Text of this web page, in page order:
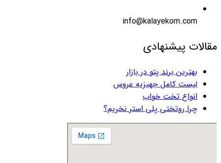
info@kalayekom.com
مقالات پیشنهادی
بهترین برند پتو در بازار
لیست کامل جهیزیه عروس
انواع تخت خواب
چرا روتختی پلی استر نخریم؟